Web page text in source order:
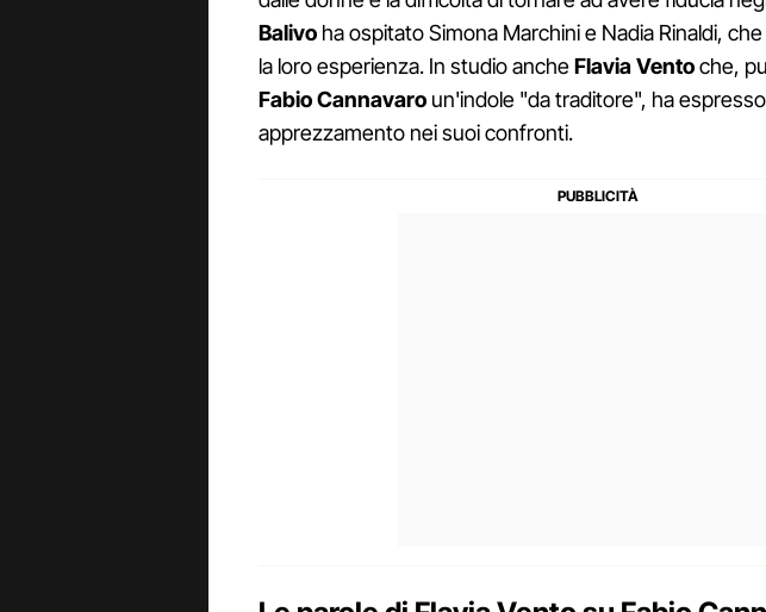
Balivo ha ospitato Simona Marchini e Nadia Rinaldi,
la loro esperienza. In studio ancheFlavia Ventoche,
Fabio Cannavaro un'indole "da traditore", ha
apprezzamento nei suoi confronti.